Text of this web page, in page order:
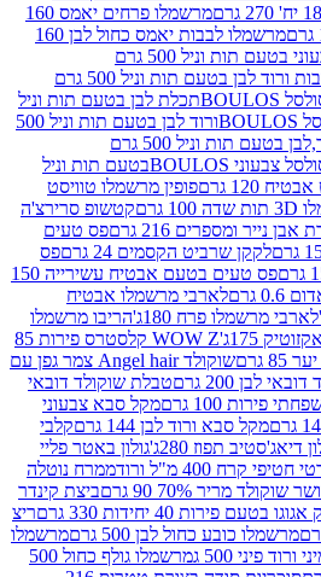
מרשמלו פרחים יאמס 160
מרשמלו לבבות יאמס כחול לבן 160
ממתק מרשמלו פרחים צבעוני בטעם תות וניל 500 גרם
ממתק מרשמלו לבבות ורוד לבן בטעם תות וניל 500 גרם
ממתק מרשמלו מסולסל BOULOSתכלת לבן בטעם תות וניל
ממתק מרשמלו מסולסל BOULOSורוד לבן בטעם תות וניל 500
ממתק מרשמלו כריות ורוד,לבן בטעם תות וניל 500 גרם
ממתק מרשמלו מסולסל צבעוני BOULOSבטעם תות וניל
פופין מרשמלו טוויסט
קטשופ סרירצ'ה
216 גרם
פס טעים
הקסמים 24 גרם
פס
פס טעים בטעם אבטיח עשירייה 150
לארבי מרשמלו אבטיח
פרח 180ג'
הריבו מרשמלו
WOW Z קלסטרס פירות 85
שוקולד Angel hair צמר גפן עם
טבלת שוקולד דובאי
מקל סבא צבעוני
ורוד לבן 144 גרם
קלבי
280ג'
גולון באטר פליי
ממרח נוטלה
90 גרם
ביצת קינדר
330 גרם
ריצ
כחול לבן 500 גרם
מרשמלו
מרשמלו גולף כחול 500